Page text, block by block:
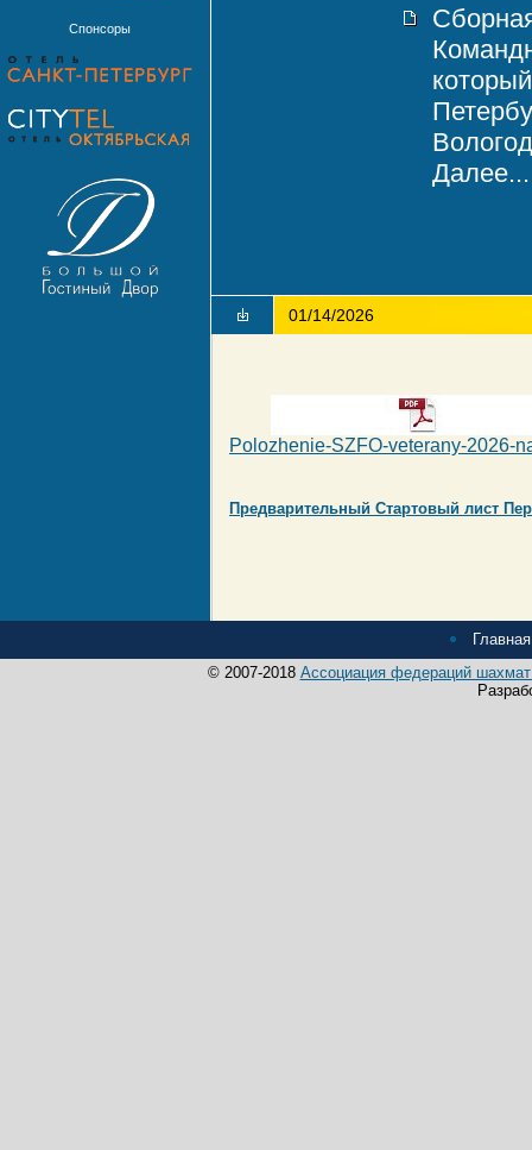
Спонсоры
Далее...
01/14/2026
Polozhenie-SZFO-veterany-2026-
Предварительный Стартовый лист
© 2007-2018 Ассоциация федераций